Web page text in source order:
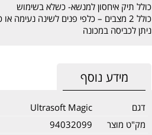
כולל תיק איחסון למנשא- כשלא בשימוש
כולל 2 מצבים – כלפי פנים לשינה נעימה או כלפי חוץ לחקירה של העולם מסביב
ניתן לכביסה במכונה
מידע נוסף
דגם
Ultrasoft Magic
מק"ט מוצר
94032099